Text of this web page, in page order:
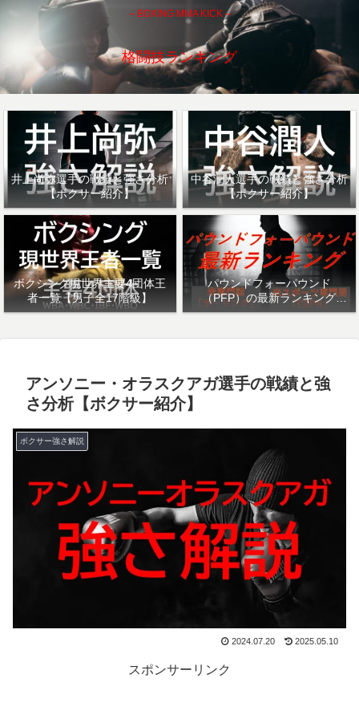
～BOXING MMA KICK～
格闘技ランキング
井上尚弥選手の戦績と強さ分析
【ボクサー紹介】
中谷潤人選手の戦績と強さ分析
【ボクサー紹介】
ボクシング現世界主要4団体王
者一覧【男子全17階級】
パウンドフォーパウンド
（PFP）の最新ランキング
「ザ・リング」・「ESPN」を
アンソニー・オラスクアガ選手の戦績と強
さ分析【ボクサー紹介】
ボクサー強さ解説
2024.07.20 2025.05.10
スポンサーリンク